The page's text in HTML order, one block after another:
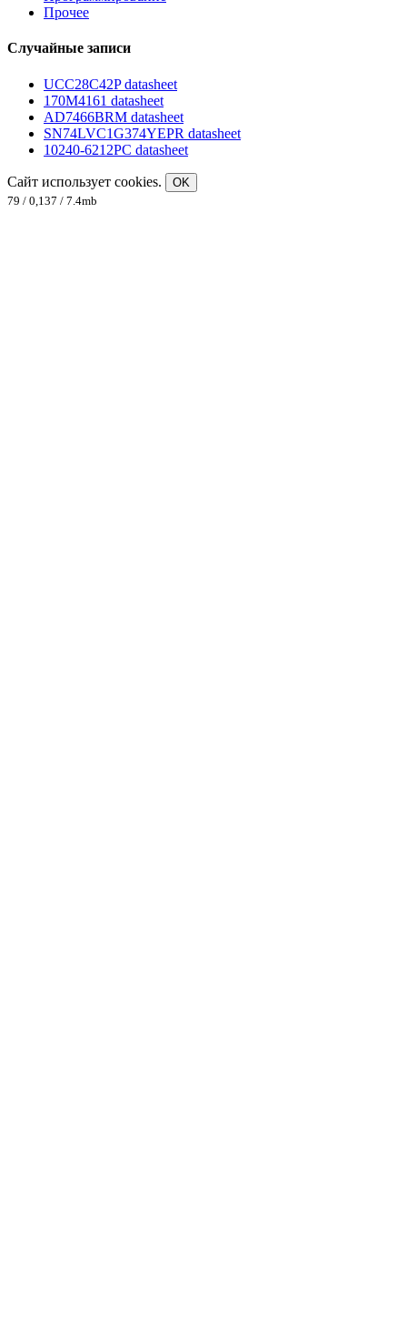
Прочее
Случайные записи
UCC28C42P datasheet
170M4161 datasheet
AD7466BRM datasheet
SN74LVC1G374YEPR datasheet
10240-6212PC datasheet
Сайт использует cookies.
OK
79 / 0,137 / 7.4mb